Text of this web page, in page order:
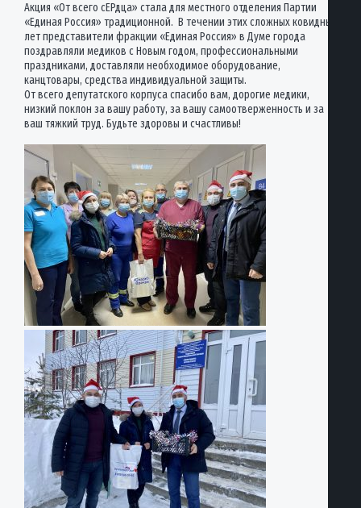
Акция «От всего сЕРдца» стала для местного отделения Партии
«Единая Россия» традиционной. В течении этих сложных ковидных
лет представители фракции «Единая Россия» в Думе города
поздравляли медиков с Новым годом, профессиональными
праздниками, доставляли необходимое оборудование,
канцтовары, средства индивидуальной защиты.
От всего депутатского корпуса спасибо вам, дорогие медики,
низкий поклон за вашу работу, за вашу самоотверженность и за
ваш тяжкий труд. Будьте здоровы и счастливы!